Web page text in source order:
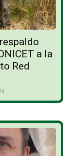
a la
Red